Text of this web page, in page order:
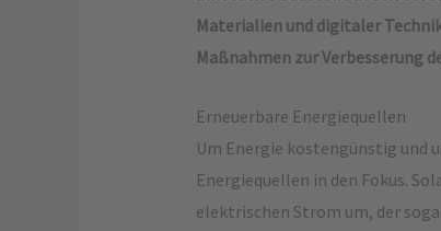
Materialien und digitaler
Maßnahmen zur Verbesserung
Erneuerbare Energiequellen
Um Energie kostengünstig und
Energiequellen in den Fokus.
elektrischen Strom um, der